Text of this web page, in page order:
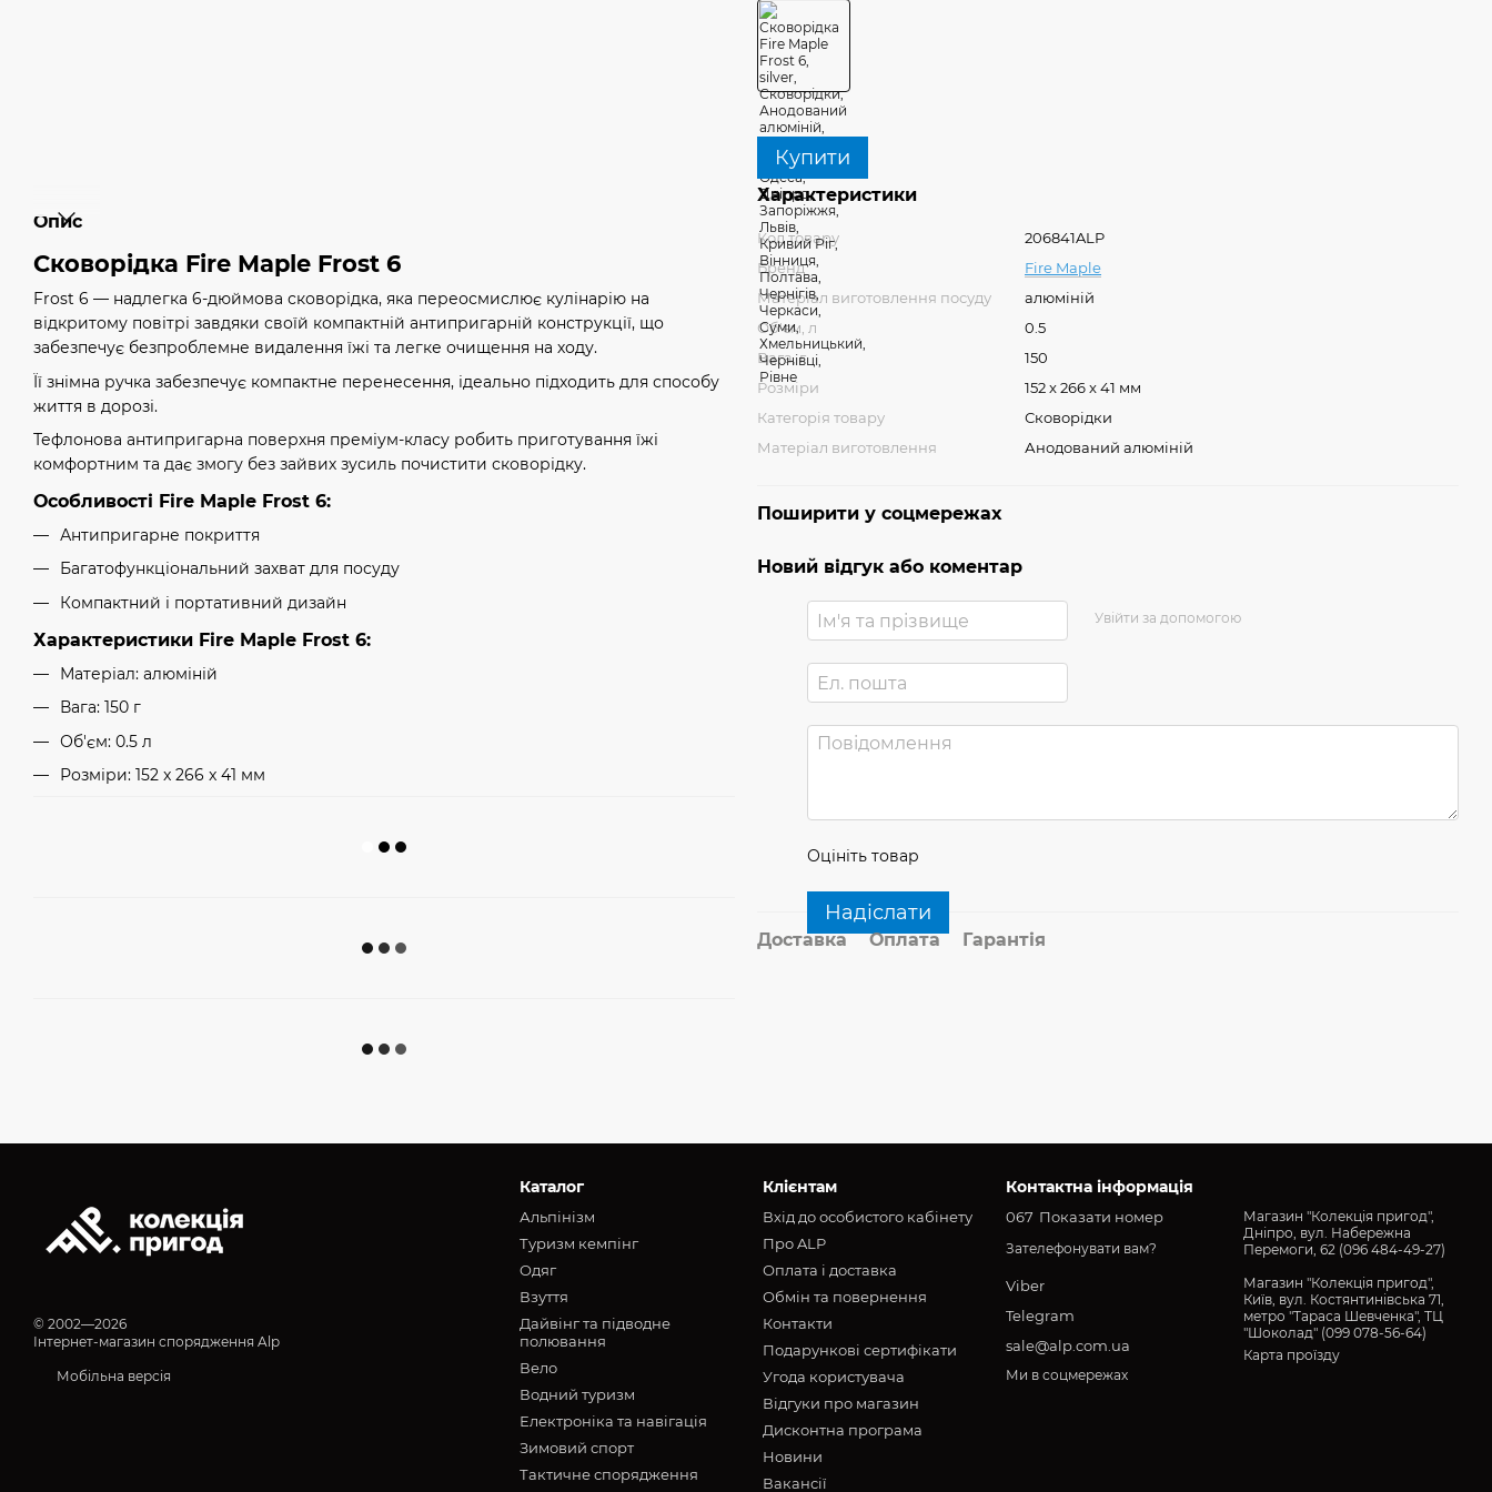
Опис
Сковорідка Fire Maple Frost 6
Frost 6 — надлегка 6-дюймова сковорідка, яка переосмислює кулінарію на
відкритому повітрі завдяки своїй компактній антипригарній конструкції, що
забезпечує безпроблемне видалення їжі та легке очищення на ходу.
Її знімна ручка забезпечує компактне перенесення, ідеально підходить для способу
життя в дорозі.
Тефлонова антипригарна поверхня преміум-класу робить приготування їжі
комфортним та дає змогу без зайвих зусиль почистити сковорідку.
Особливості Fire Maple Frost 6:
Антипригарне покриття
Багатофункціональний захват для посуду
Компактний і портативний дизайн
Характеристики Fire Maple Frost 6:
Матеріал: алюміній
Вага: 150 г
Об'єм: 0.5 л
Розміри: 152 x 266 x 41 мм
Купити
Характеристики
Код товару
206841ALP
Бренд
Fire Maple
Матеріал виготовлення посуду
алюміній
Об'єм, л
0.5
Вага, г
150
Розміри
152 x 266 x 41 мм
Категорія товару
Сковорідки
Матеріал виготовлення
Анодований алюміній
Поширити у соцмережах
Новий відгук або коментар
Увійти за допомогою
Оцініть товар
Надіслати
Доставка Оплата Гарантія
© 2002—2026
Інтернет-магазин спорядження Alp
Мобільна версія
Каталог
Альпінізм
Туризм кемпінг
Oдяг
Взуття
Дайвінг та підводне
полювання
Вело
Водний туризм
Електроніка та навігація
Зимовий спорт
Тактичне спорядження
Клієнтам
Вхід до особистого кабінету
Про ALP
Оплата і доставка
Обмін та повернення
Контакти
Подарункові сертифікати
Угода користувача
Відгуки про магазин
Дисконтна програма
Новини
Вакансії
Контактна інформація
067 Показати номер
Зателефонувати вам?
Viber
Telegram
sale@alp.com.ua
Магазин "Колекція пригод",
Дніпро, вул. Набережна
Перемоги, 62 (096 484-49-27)
Магазин "Колекція пригод",
Київ, вул. Костянтинівська 71,
метро "Тараса Шевченка", ТЦ
"Шоколад" (099 078-56-64)
Карта проїзду
Ми в соцмережах